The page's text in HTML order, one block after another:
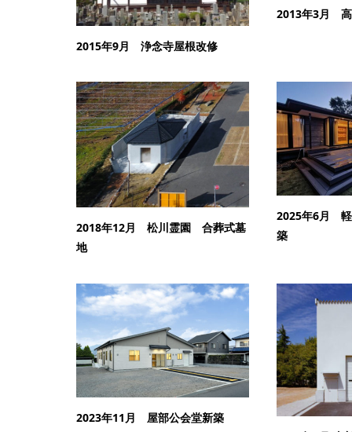
2015年9月 浄念寺屋根改修
2013年3月 高
2018年12月 松川霊園 合葬式墓
地
2025年6月 軽
築
2023年11月 屋部公会堂新築